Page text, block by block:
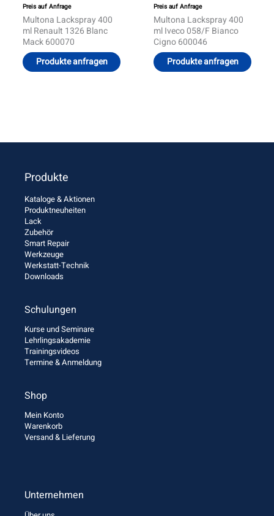
Preis auf Anfrage
Multona Lackspray 400
ml Renault 1326 Blanc
Mack 600070
Produkte anfragen
Preis auf Anfrage
Multona Lackspray 400
ml Iveco 058/F Bianco
Cigno 600046
Produkte anfragen
Produkte
Kataloge & Aktionen
Produktneuheiten
Lack
Zubehör
Smart Repair
Werkzeuge
Werkstatt-Technik
Downloads
Schulungen
Kurse und Seminare
Lehrlingsakademie
Trainingsvideos
Termine & Anmeldung
Shop
Mein Konto
Warenkorb
Versand & Lieferung
Unternehmen